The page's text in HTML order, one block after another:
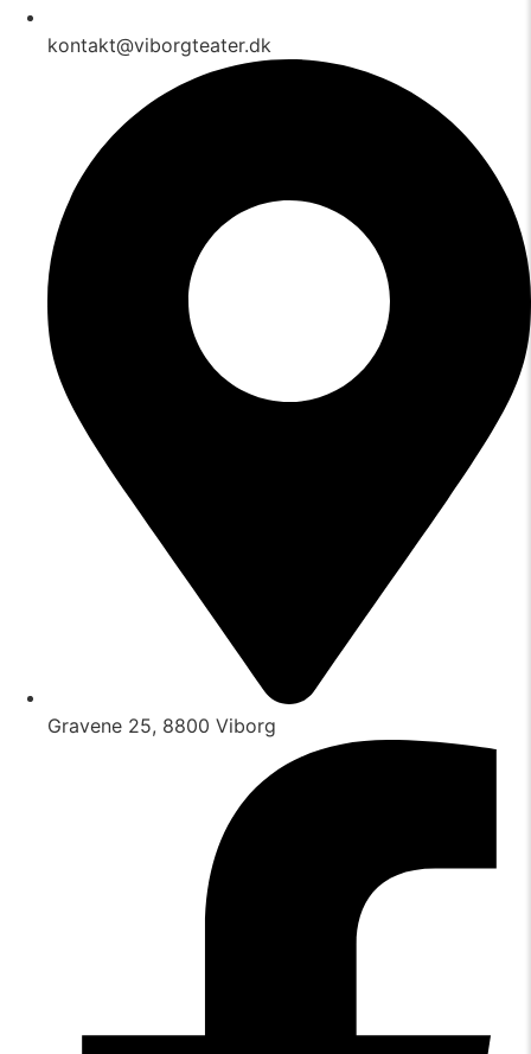
kontakt@viborgteater.dk
Gravene 25, 8800 Viborg